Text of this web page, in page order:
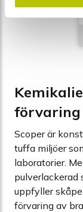
Scoper är
tuffa miljöer
laboratorier.
pulverlackerad
uppfyller
förvaring av